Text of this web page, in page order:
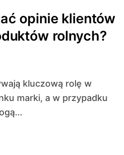
opinie klientów
rolnych?
marki, a w przypadku